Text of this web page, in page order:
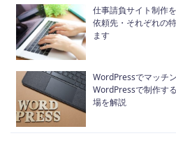
仕事請負サイト制作
依頼先・それぞれの
ます
WordPressでマッチ
WordPressで制作す
場を解説